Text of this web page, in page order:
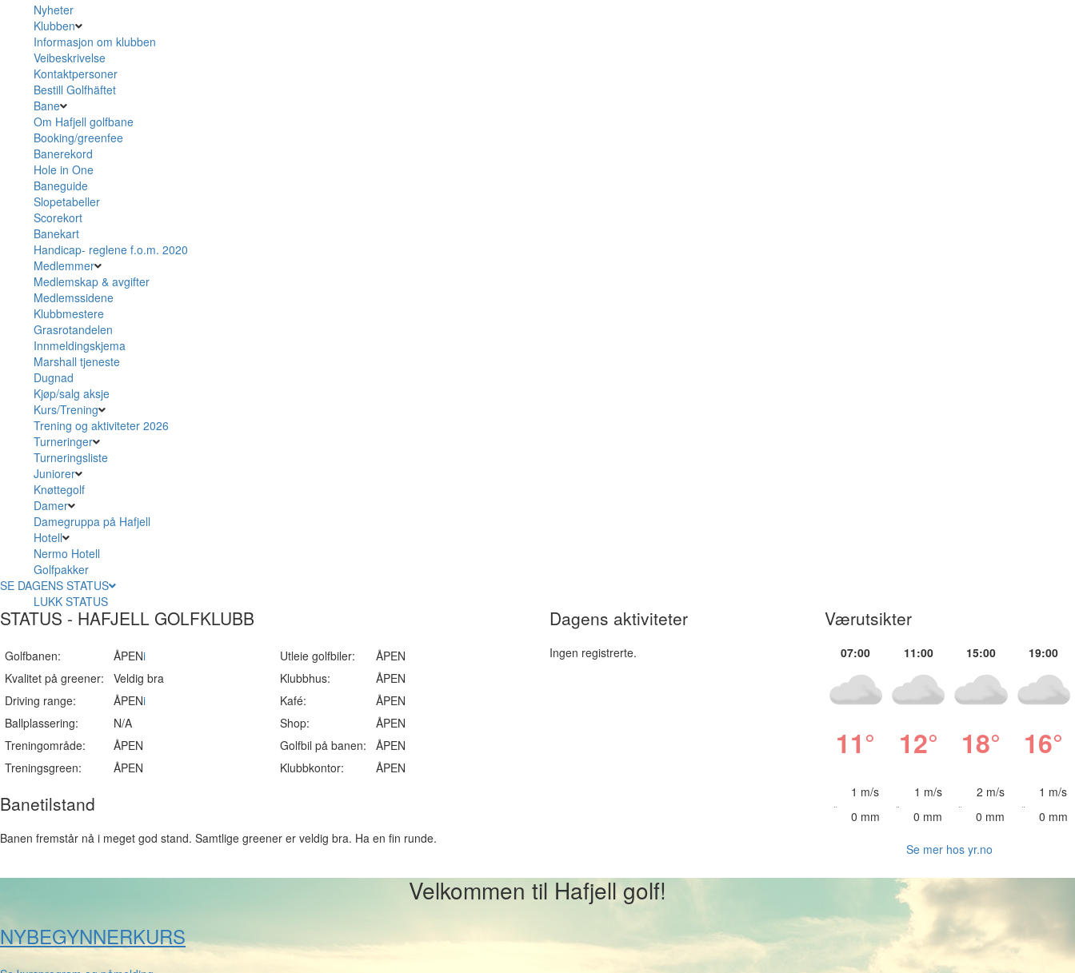
Nyheter
Klubben
Informasjon om klubben
Veibeskrivelse
Kontaktpersoner
Bestill Golfhäftet
Bane
Om Hafjell golfbane
Booking/greenfee
Banerekord
Hole in One
Baneguide
Slopetabeller
Scorekort
Banekart
Handicap- reglene f.o.m. 2020
Medlemmer
Medlemskap & avgifter
Medlemssidene
Klubbmestere
Grasrotandelen
Innmeldingskjema
Marshall tjeneste
Dugnad
Kjøp/salg aksje
Kurs/Trening
Trening og aktiviteter 2026
Turneringer
Turneringsliste
Juniorer
Knøttegolf
Damer
Damegruppa på Hafjell
Hotell
Nermo Hotell
Golfpakker
SE DAGENS STATUS
LUKK STATUS
STATUS - HAFJELL GOLFKLUBB
Golfbanen: ÅPENi
Kvalitet på greener:
Veldig bra
Driving range:
ÅPENi
Ballplassering:
N/A
Treningområde:
ÅPEN
Treningsgreen:
ÅPEN
Utleie golfbiler:
ÅPEN
Klubbhus:
ÅPEN
Kafé:
ÅPEN
Shop:
ÅPEN
Golfbil på banen:
ÅPEN
Klubbkontor:
ÅPEN
Banetilstand
Banen fremstår nå i meget god stand. Samtlige greener er veldig bra. Ha en fin runde.
Dagens aktiviteter
Ingen registrerte.
Værutsikter
07:00
11°
1 m/s
0 mm
11:00
12°
1 m/s
0 mm
15:00
18°
2 m/s
0 mm
19:00
16°
1 m/s
0 mm
Se mer hos yr.no
Velkommen til Hafjell golf!
NYBEGYNNERKURS